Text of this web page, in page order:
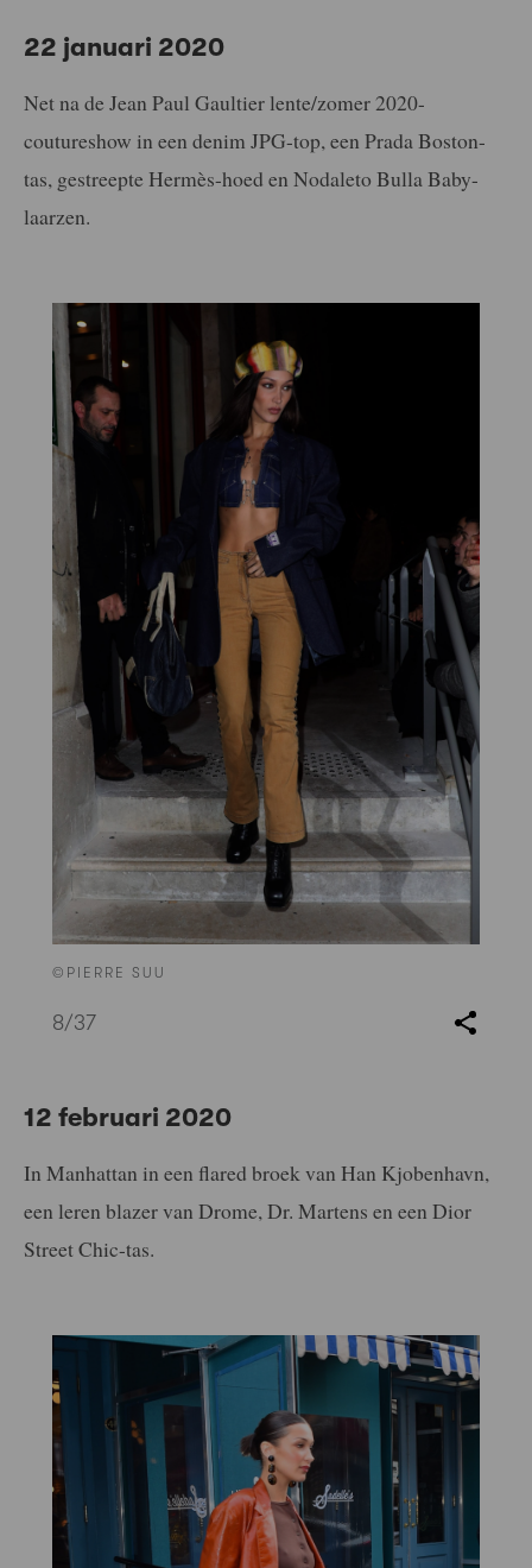
22 januari 2020
Net na de Jean Paul Gaultier lente/zomer 2020-
coutureshow in een denim JPG-top, een Prada Boston-
tas, gestreepte Hermès-hoed en Nodaleto Bulla Baby-
laarzen.
©PIERRE SUU
8/37
12 februari 2020
In Manhattan in een flared broek van Han Kjobenhavn,
een leren blazer van Drome, Dr. Martens en een Dior
Street Chic-tas.